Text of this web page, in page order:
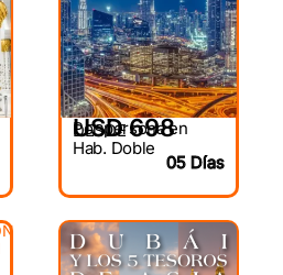
DESDE
USD 698
Por persona en
Hab. Doble
05 Días